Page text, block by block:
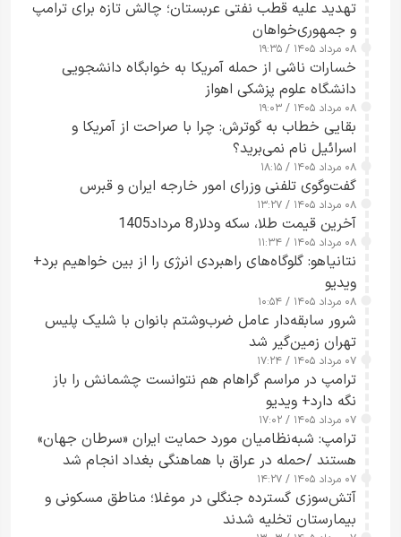
تهدید علیه قطب نفتی عربستان؛ چالش تازه برای ترامپ
و جمهوری‌خواهان
۰۸ مرداد ۱۴۰۵ / ۱۹:۳۵
خسارات ناشی از حمله آمریکا به خوابگاه دانشجویی
دانشگاه علوم پزشکی اهواز
۰۸ مرداد ۱۴۰۵ / ۱۹:۰۳
بقایی خطاب به گوترش: چرا با صراحت از آمریکا و
اسرائیل نام نمی‌برید؟
۰۸ مرداد ۱۴۰۵ / ۱۸:۱۵
گفت‌وگوی تلفنی وزرای امور خارجه ایران و قبرس
۰۸ مرداد ۱۴۰۵ / ۱۳:۲۷
آخرین قیمت طلا، سکه ودلار8 مرداد1405
۰۸ مرداد ۱۴۰۵ / ۱۱:۳۴
نتانیاهو: گلوگاه‌های راهبردی انرژی را از بین خواهیم برد+
ویدیو
۰۸ مرداد ۱۴۰۵ / ۱۰:۵۴
شرور سابقه‌دار عامل ضرب‌وشتم بانوان با شلیک پلیس
تهران زمین‌گیر شد
۰۷ مرداد ۱۴۰۵ / ۱۷:۲۴
ترامپ در مراسم گراهام هم نتوانست چشمانش را باز
نگه دارد+ ویدیو
۰۷ مرداد ۱۴۰۵ / ۱۷:۰۲
ترامپ: شبه‌نظامیان مورد حمایت ایران «سرطان جهان»
هستند /حمله در عراق با هماهنگی بغداد انجام شد
۰۷ مرداد ۱۴۰۵ / ۱۴:۲۷
آتش‌سوزی گسترده جنگلی در موغلا؛ مناطق مسکونی و
بیمارستان تخلیه شدند